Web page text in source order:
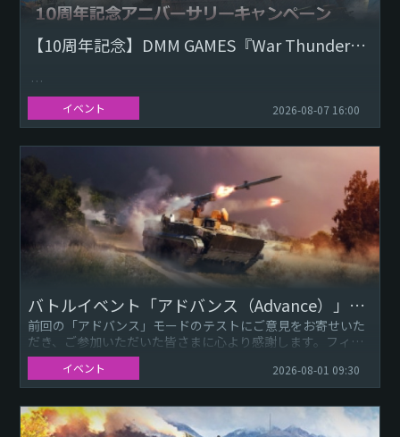
【10周年記念】DMM GAMES『War Thunder』日本サービス開始アニバーサリーキャンペーン
いつも『War Thunder』をご利用いただきありがとうござい
ます。 この度2026年8月9日（日）DMM GAMESにおける
『War Thunder』日本サービス開...
イベント 2026-08-07 16:00
バトルイベント「アドバンス（Advance）」：高BR再戦！
前回の「アドバンス」モードのテストにご意見をお寄せいた
だき、ご参加いただいた皆さまに心より感謝します。フィー
ドバックは全体的に好意的で、皆さまから「もっとやりた
い」という声も多数い...
イベント 2026-08-01 09:30